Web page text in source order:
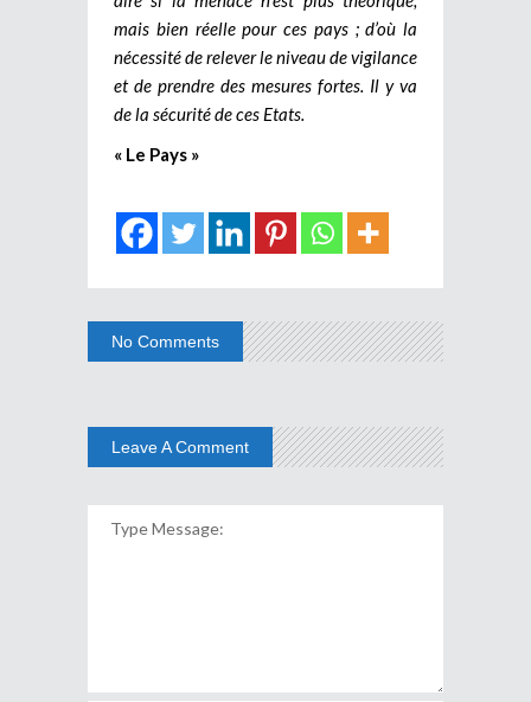
mais bien réelle pour ces pays ; d’où la
nécessité de relever le niveau de vigilance
et de prendre des mesures fortes. Il y va
de la sécurité de ces Etats.
« Le Pays »
No Comments
Leave A Comment